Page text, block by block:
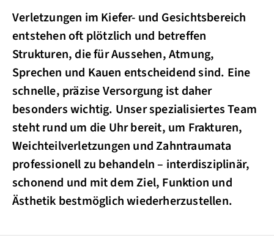
Verletzungen im Kiefer- und Gesichtsbereich
entstehen oft plötzlich und betreffen
Strukturen, die für Aussehen, Atmung,
Sprechen und Kauen entscheidend sind. Eine
schnelle, präzise Versorgung ist daher
besonders wichtig. Unser spezialisiertes Team
steht rund um die Uhr bereit, um Frakturen,
Weichteilverletzungen und Zahntraumata
professionell zu behandeln – interdisziplinär,
schonend und mit dem Ziel, Funktion und
Ästhetik bestmöglich wiederherzustellen.